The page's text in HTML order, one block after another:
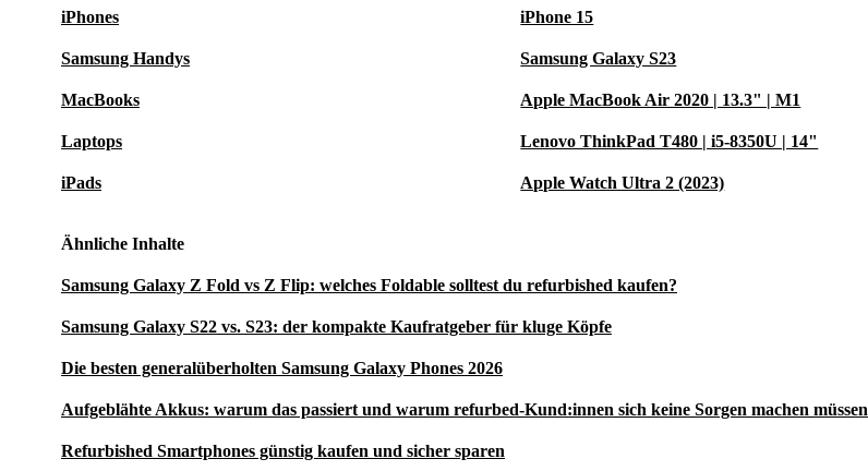
iPhones
Samsung Handys
MacBooks
Laptops
iPads
iPhone 15
Samsung Galaxy S23
Apple MacBook Air 2020 | 13.3" | M1
Lenovo ThinkPad T480 | i5-8350U | 14"
Apple Watch Ultra 2 (2023)
Ähnliche Inhalte
Samsung Galaxy Z Fold vs Z Flip: welches Foldable solltest du refurbished kaufen?
Samsung Galaxy S22 vs. S23: der kompakte Kaufratgeber für kluge Köpfe
Die besten generalüberholten Samsung Galaxy Phones 2026
Aufgeblähte Akkus: warum das passiert und warum refurbed-Kund:innen sich keine Sorgen machen müssen
Refurbished Smartphones günstig kaufen und sicher sparen